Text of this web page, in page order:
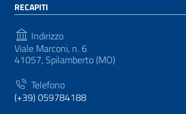
RECAPITI
Indirizzo
Viale Marconi, n. 6
41057, Spilamberto (MO)
Telefono
(+39) 059784188